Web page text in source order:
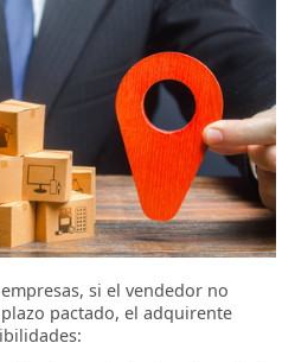
si el vendedor no
pactado, el adquirente